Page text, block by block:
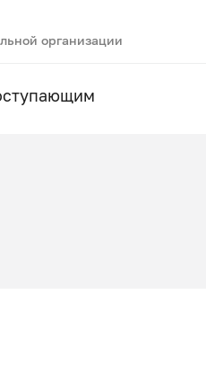
организации